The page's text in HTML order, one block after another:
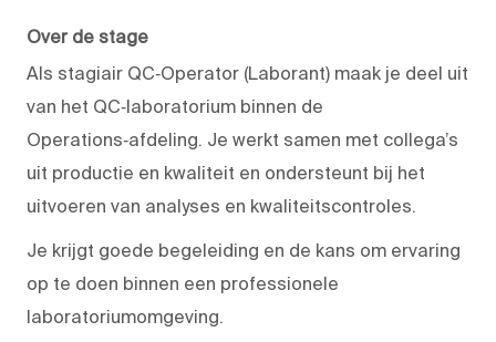
Over de stage
Als stagiair QC‑Operator (Laborant) maak je deel uit
van het QC‑laboratorium binnen de
Operations‑afdeling. Je werkt samen met collega’s
uit productie en kwaliteit en ondersteunt bij het
uitvoeren van analyses en kwaliteitscontroles.
Je krijgt goede begeleiding en de kans om ervaring
op te doen binnen een professionele
laboratoriumomgeving.